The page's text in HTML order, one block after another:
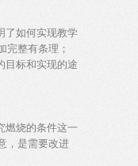
了如何实现教学
完整有条理；
目标和实现的途
燃烧的条件这一
，是需要改进